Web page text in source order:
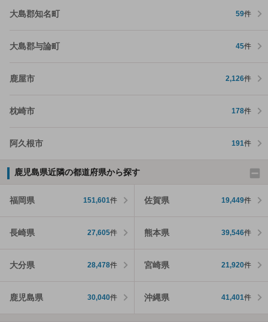
大島郡知名町 59件
大島郡与論町 45件
鹿屋市 2,126件
枕崎市 178件
阿久根市 191件
鹿児島県近隣の都道府県から探す
福岡県 151,601件 佐賀県 19,449件
長崎県 27,605件 熊本県 39,546件
大分県 28,478件 宮崎県 21,920件
鹿児島県 30,040件 沖縄県 41,401件